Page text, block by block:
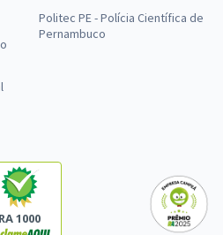
Politec PE - Polícia Científica de
Pernambuco
RA 1000